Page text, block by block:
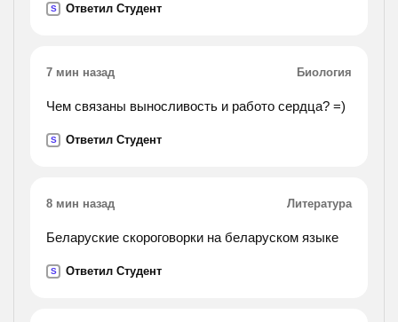
72 градуса.
S Ответил Студент
7 мин назад Биология
Чем связаны выносливость и работо сердца? =)
S Ответил Студент
8 мин назад Литература
Беларуские скороговорки на беларуском языке
S Ответил Студент